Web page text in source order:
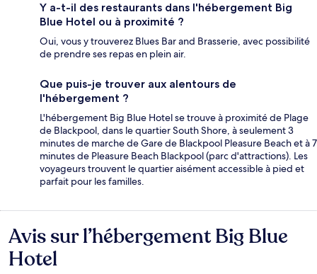
Y a-t-il des restaurants dans l'hébergement Big
Blue Hotel ou à proximité ?
Oui, vous y trouverez Blues Bar and Brasserie, avec possibilité
de prendre ses repas en plein air.
Que puis-je trouver aux alentours de
l'hébergement ?
L'hébergement Big Blue Hotel se trouve à proximité de Plage
de Blackpool, dans le quartier South Shore, à seulement 3
minutes de marche de Gare de Blackpool Pleasure Beach et à 7
minutes de Pleasure Beach Blackpool (parc d'attractions). Les
voyageurs trouvent le quartier aisément accessible à pied et
parfait pour les familles.
Avis
Avis sur l’hébergement Big Blue
Hotel